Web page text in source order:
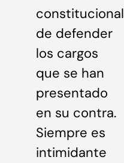
constitucional
de defender
los cargos
que se han
presentado
en su contra.
Siempre es
intimidante